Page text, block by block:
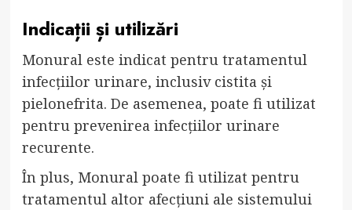
Indicații și utilizări
Monural este indicat pentru tratamentul
infecțiilor urinare, inclusiv cistita și
pielonefrita. De asemenea, poate fi utilizat
pentru prevenirea infecțiilor urinare
recurente.
În plus, Monural poate fi utilizat pentru
tratamentul altor afecțiuni ale sistemului